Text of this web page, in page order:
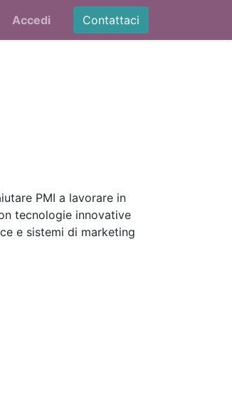
Accedi Contattaci
PMI a lavorare in
tecnologie innovative
e sistemi di marketing